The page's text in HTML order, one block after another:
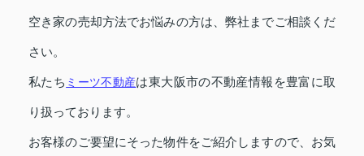
空き家の売却方法でお悩みの方は、弊社までご相談くだ
さい。
私たち ミーツ不動産は東大阪市の不動産情報を豊富に取
り扱っております。
お客様のご要望にそった物件をご紹介しますので、お気